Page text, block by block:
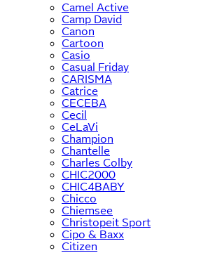
Camel Active
Camp David
Canon
Cartoon
Casio
Casual Friday
CARISMA
Catrice
CECEBA
Cecil
CeLaVi
Champion
Chantelle
Charles Colby
CHIC2000
CHIC4BABY
Chicco
Chiemsee
Christopeit Sport
Cipo & Baxx
Citizen